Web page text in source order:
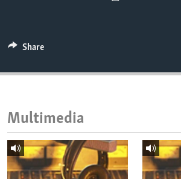
Share
Multimedia